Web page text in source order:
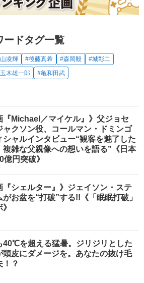
ードタグ一覧
凌輝 #後藤真希 #森岡毅
#城彰二
木雄一郎 #亀和田武
『Michael／マイケル』》父ジョセ
ャクソン役、コールマン・ドミンゴ
シャルインタビュー“観客を魅了した
複雑な父親像への想いを語る”《日本
億円突破》
『シェルター』》ジェイソン・ステ
がお盆を“打破”する!!《「眠眠打破」
40℃を超える猛暑。ジリジリとした
頭皮にダメージを。あなたの抜け毛
！？